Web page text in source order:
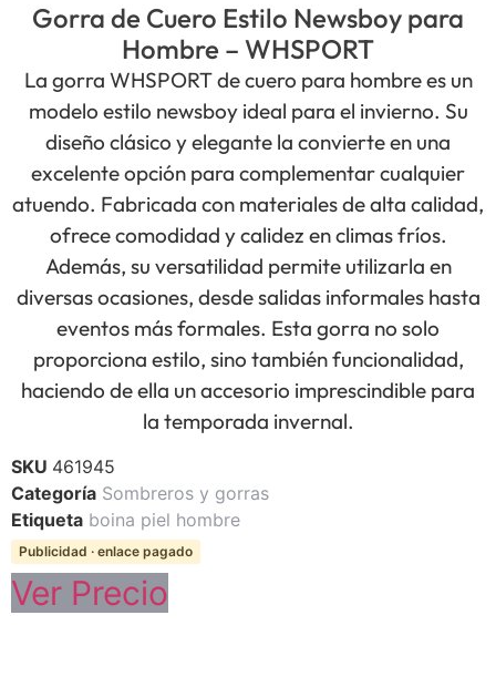
Gorra de Cuero Estilo Newsboy para
Hombre – WHSPORT
La gorra WHSPORT de cuero para hombre es un
modelo estilo newsboy ideal para el invierno. Su
diseño clásico y elegante la convierte en una
excelente opción para complementar cualquier
atuendo. Fabricada con materiales de alta calidad,
ofrece comodidad y calidez en climas fríos.
Además, su versatilidad permite utilizarla en
diversas ocasiones, desde salidas informales hasta
eventos más formales. Esta gorra no solo
proporciona estilo, sino también funcionalidad,
haciendo de ella un accesorio imprescindible para
la temporada invernal.
SKU 461945
Categoría Sombreros y gorras
Etiqueta boina piel hombre
Publicidad · enlace pagado
Ver Precio